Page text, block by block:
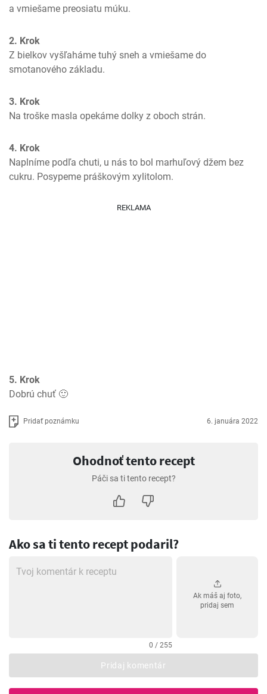
a vmiešame preosiatu múku.
2. Krok
Z bielkov vyšľaháme tuhý sneh a vmiešame do
smotanového základu.
3. Krok
Na troške masla opekáme dolky z oboch strán.
4. Krok
Naplníme podľa chuti, u nás to bol marhuľový džem bez
cukru. Posypeme práškovým xylitolom.
REKLAMA
5. Krok
Dobrú chuť 🙂
Pridať poznámku 6. januára 2022
Ohodnoť tento recept
Páči sa ti tento recept?
Ako sa ti tento recept podaril?
0 / 255
Ak máš aj foto,
pridaj sem
Pridaj komentár